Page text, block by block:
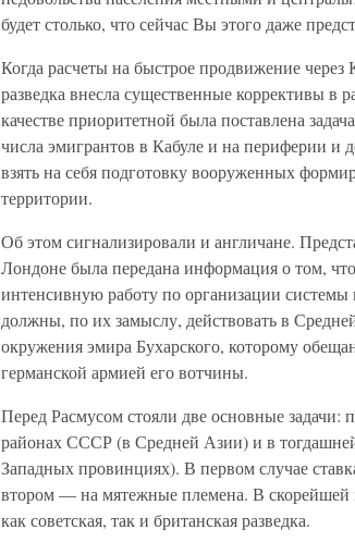
будет столько, что сейчас Вы этого даже
Когда расчеты на быстрое продвижение через
разведка внесла существенные коррективы в
качестве приоритетной была поставлена
числа эмигрантов в Кабуле и на периферии и
взять на себя подготовку вооруженных
территории.
Об этом сигнализировали и англичане.
Лондоне была передана информация о том,
интенсивную работу по организации системы
должны, по их замыслу, действовать в
окружения эмира Бухарского, которому
германской армией его вотчины.
Перед Расмусом стояли две основные
районах СССР (в Средней Азии) и в
Западных провинциях). В первом случае
втором — на мятежные племена. В скорейшей
как советская, так и британская разведка.